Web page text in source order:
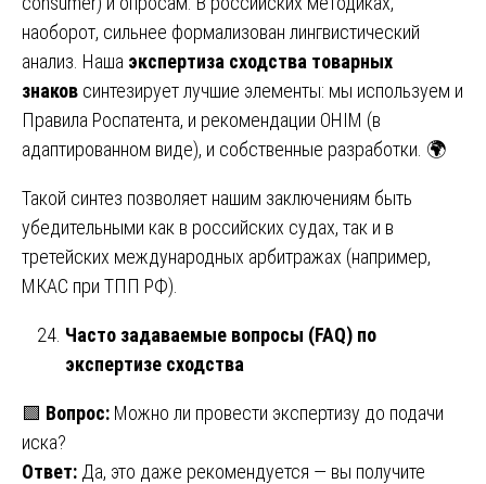
наоборот, сильнее формализован лингвистический
анализ. Наша экспертиза сходства товарных
знаков синтезирует лучшие элементы: мы используем и
Правила Роспатента, и рекомендации OHIM (в
адаптированном виде), и собственные разработки. 🌍
Такой синтез позволяет нашим заключениям быть
убедительными как в российских судах, так и в
третейских международных арбитражах (например,
МКАС при ТПП РФ).
Часто задаваемые вопросы (FAQ) по
экспертизе сходства
🟩 Вопрос: Можно ли провести экспертизу до подачи
иска?
Ответ: Да, это даже рекомендуется — вы получите